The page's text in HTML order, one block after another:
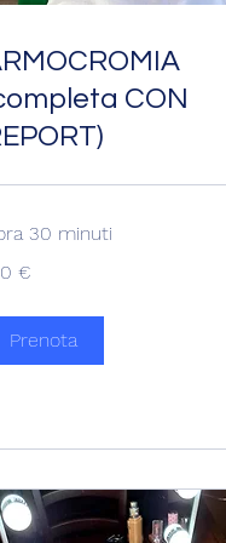
CON
30 minuti
€
Prenota